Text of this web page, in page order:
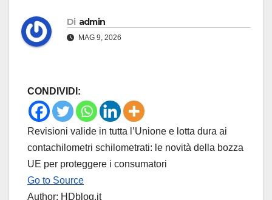
Di admin
MAG 9, 2026
CONDIVIDI:
Revisioni valide in tutta l’Unione e lotta dura ai
contachilometri schilometrati: le novità della bozza
UE per proteggere i consumatori
Go to Source
Author: HDblog.it